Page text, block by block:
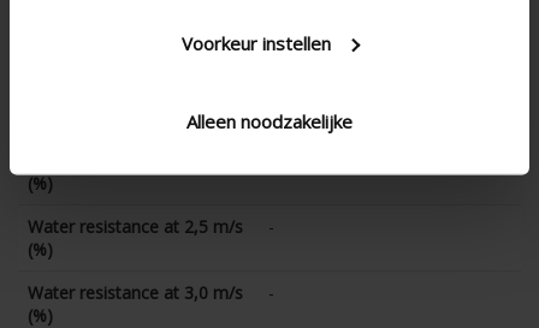
Voorkeur instellen
Alleen noodzakelijke
(%)
Water resistance at 2,5 m/s
(%)
-
Water resistance at 3,0 m/s
(%)
-